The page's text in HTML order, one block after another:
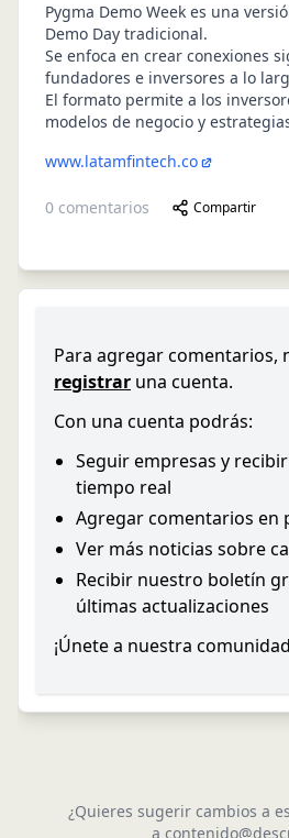
Pygma Demo Week es una
Demo Day tradicional.
Se enfoca en crear conexiones
fundadores e inversores a lo
El formato permite a los
modelos de negocio y
www.latamfintech.co
0 comentarios Compartir
Para agregar comentarios,
registrar una cuenta.
Con una cuenta podrás:
Seguir empresas y
tiempo real
Agregar comentarios en
Ver más noticias sobre
Recibir nuestro boletín
últimas actualizaciones
¡Únete a nuestra
¿Quieres sugerir cambios a
a